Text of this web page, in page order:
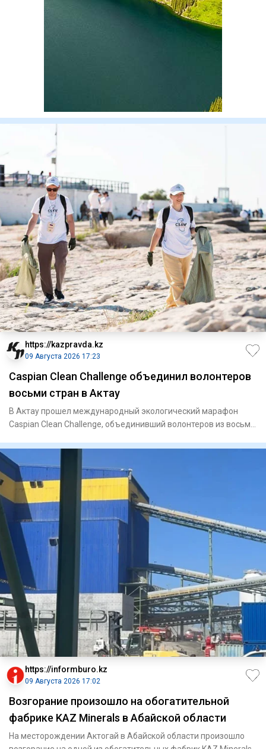
https://kazpravda.kz
09 Августа 2026 17:23
Caspian Clean Challenge объединил волонтеров
восьми стран в Актау
В Актау прошел международный экологический марафон
Caspian Clean Challenge, объединивший волонтеров из восьми
https://informburo.kz
09 Августа 2026 17:02
Возгорание произошло на обогатительной
фабрике KAZ Minerals в Абайской области
На месторождении Актогай в Абайской области произошло